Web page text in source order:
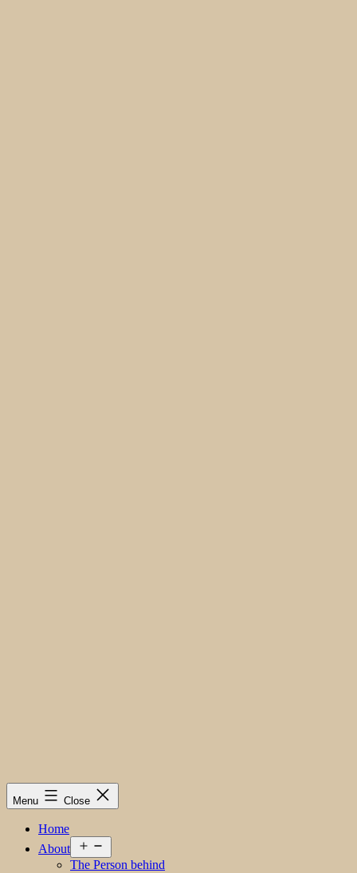
Menu Close
Home
About
menu
The Person behind